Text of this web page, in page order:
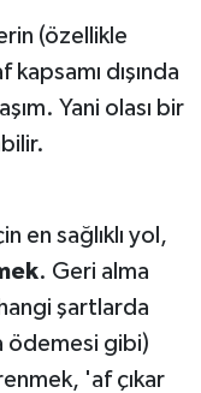
(özellikle
dışında
Yani olası bir
en sağlıklı yol,
. Geri alma
şartlarda
ödemesi gibi)
'af çıkar